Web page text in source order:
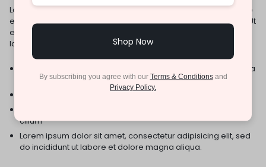
Lorem ipsum dolor sit amet, consectetur adipisicing elit, sed do
eiusmod tempor incididunt ut labore et dolore magna aliqua. Ut
enim ad minim veniam, quis nostrud exercitation ullamco
laboris nisi ut aliquip ex ea commodo consequat.
Excepteur sint occaecat cupidatat non proident, sunt in culpa
qui deserunt mollit anim id est laborum.
Quis nostrud exercitation ullamco laboris nisi ut aliquip ex
cillum
Lorem ipsum dolor sit amet, consectetur adipisicing elit, sed
do incididunt ut labore et dolore magna aliqua.
Shop Now
By subscribing you agree with our Terms & Conditionsand
Privacy Policy.